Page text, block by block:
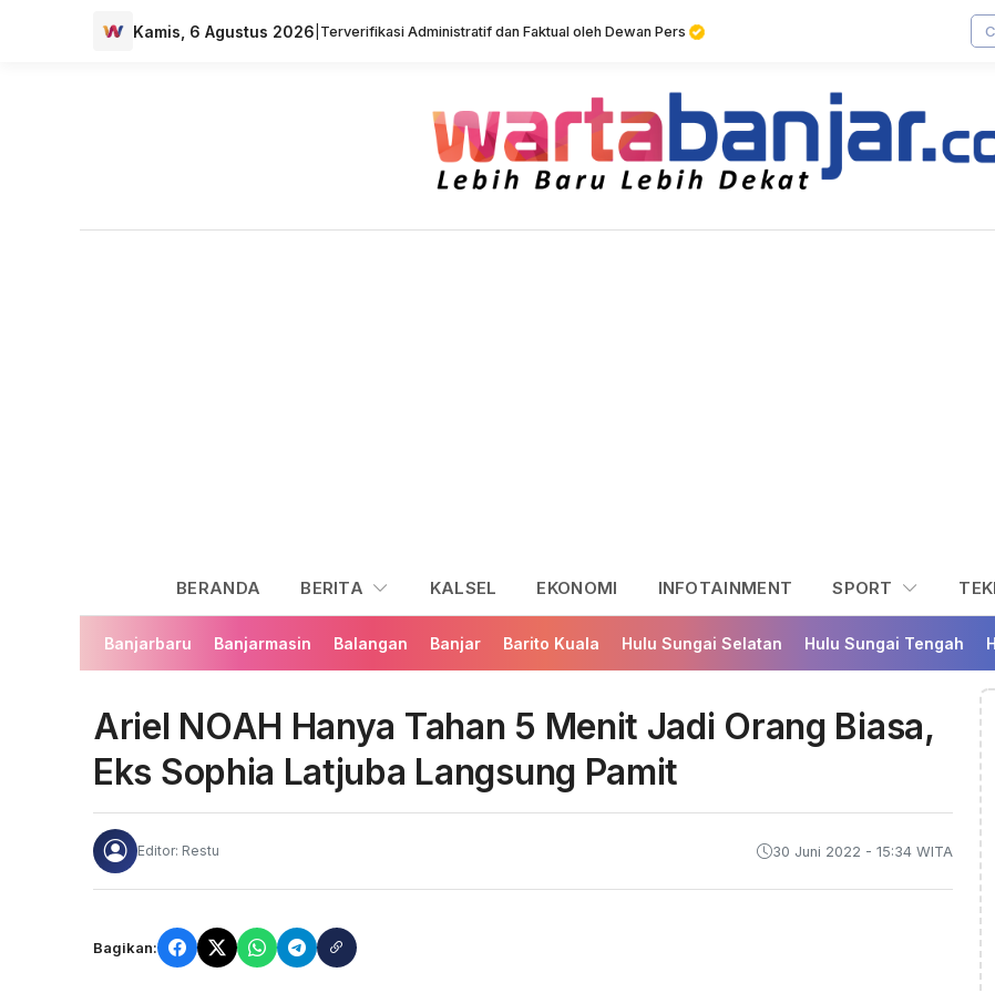
Kamis, 6 Agustus 2026 Terverifikasi Administratif dan Faktual oleh Dewan Pers
BERANDA BERITA KALSEL EKONOMI INFOTAINMENT SPORT
Banjarbaru Banjarmasin Balangan Banjar Barito Kuala Hulu Sungai Selatan Hulu Sungai Tengah
Ariel NOAH Hanya Tahan 5 Menit Jadi Orang Biasa,
Eks Sophia Latjuba Langsung Pamit
Editor: Restu 30 Juni 2022 - 15:34 WITA
Bagikan: